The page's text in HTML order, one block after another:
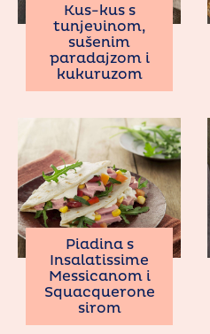
Kus-kus s
tunjevinom,
sušenim
paradajzom i
kukuruzom
Piadina s
Insalatissime
Messicanom i
Squacquerone
sirom